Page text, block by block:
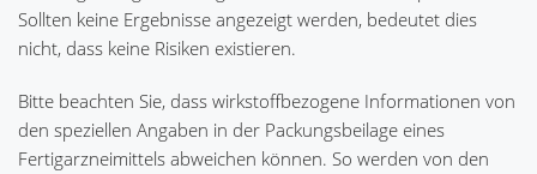
Sollten keine Ergebnisse angezeigt werden, bedeutet dies
nicht, dass keine Risiken existieren.
Bitte beachten Sie, dass wirkstoffbezogene Informationen von
den speziellen Angaben in der Packungsbeilage eines
Fertigarzneimittels abweichen können. So werden von den